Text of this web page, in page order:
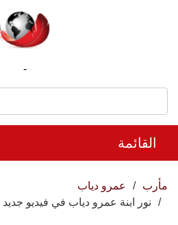
-
القائمة
مأرب
عمرو دياب
نور ابنة عمرو دياب في فيديو